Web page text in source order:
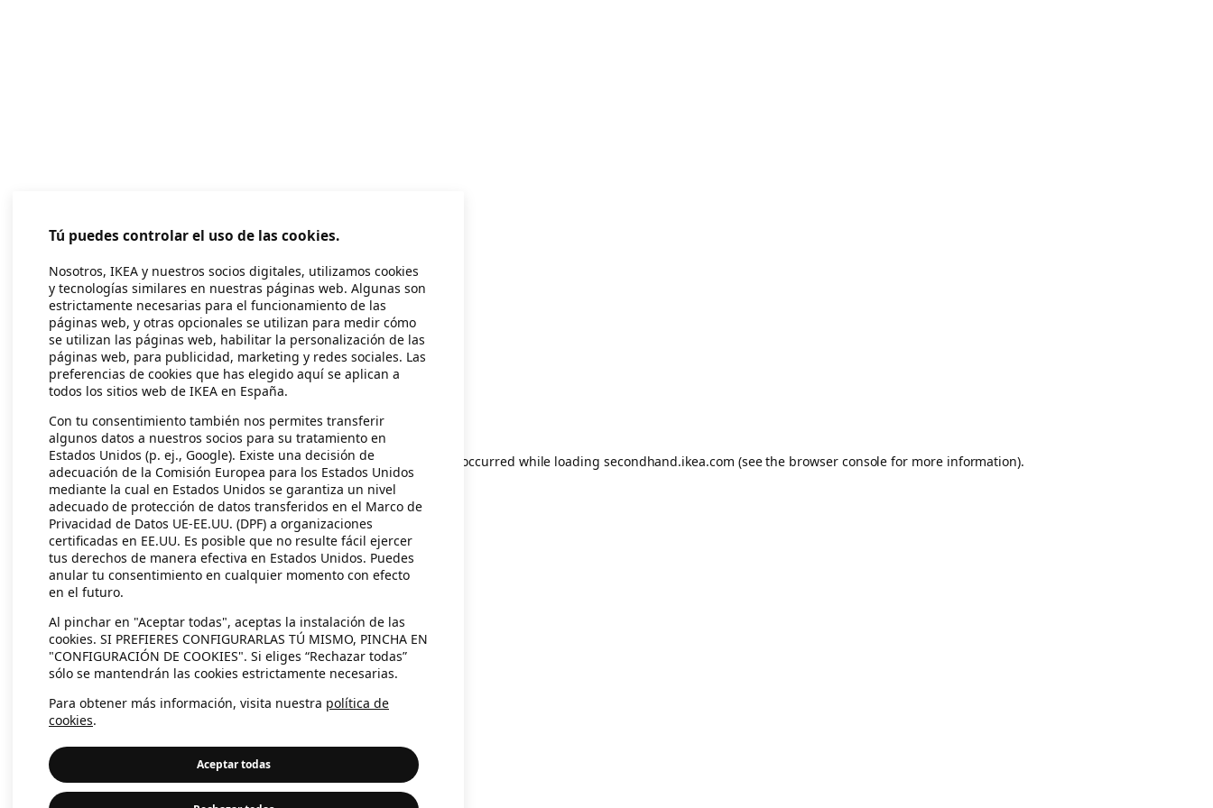
Application error: a client-side exception has occurred while loading secondhand.ikea.com (see the browser console for more information).
Tú puedes controlar el uso de las cookies.
Nosotros, IKEA y nuestros socios digitales, utilizamos cookies
y tecnologías similares en nuestras páginas web. Algunas son
estrictamente necesarias para el funcionamiento de las
páginas web, y otras opcionales se utilizan para medir cómo
se utilizan las páginas web, habilitar la personalización de las
páginas web, para publicidad, marketing y redes sociales. Las
preferencias de cookies que has elegido aquí se aplican a
todos los sitios web de IKEA en España.
Con tu consentimiento también nos permites transferir
algunos datos a nuestros socios para su tratamiento en
Estados Unidos (p. ej., Google). Existe una decisión de
adecuación de la Comisión Europea para los Estados Unidos
mediante la cual en Estados Unidos se garantiza un nivel
adecuado de protección de datos transferidos en el Marco de
Privacidad de Datos UE-EE.UU. (DPF) a organizaciones
certificadas en EE.UU. Es posible que no resulte fácil ejercer
tus derechos de manera efectiva en Estados Unidos. Puedes
anular tu consentimiento en cualquier momento con efecto
en el futuro.
Al pinchar en "Aceptar todas", aceptas la instalación de las
cookies. SI PREFIERES CONFIGURARLAS TÚ MISMO, PINCHA EN
"CONFIGURACIÓN DE COOKIES". Si eliges “Rechazar todas”
sólo se mantendrán las cookies estrictamente necesarias.
Para obtener más información, visita nuestra política de
cookies.
Aceptar todas